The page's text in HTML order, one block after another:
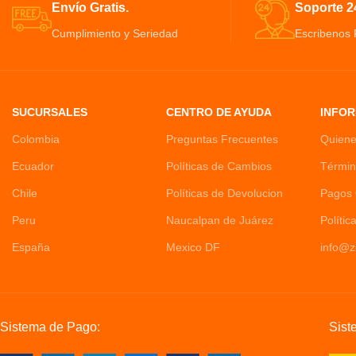
Envío Gratis.
Cumplimiento y Seriedad
Soporte
Escribenos
SUCURSALES
Colombia
Ecuador
Chile
Peru
España
CENTRO DE AYUDA
Preguntas Frecuentes
Políticas de Cambios
Políticas de Devolucion
Naucalpan de Juárez
Mexico DF
Pagos
Sistema de Pago: